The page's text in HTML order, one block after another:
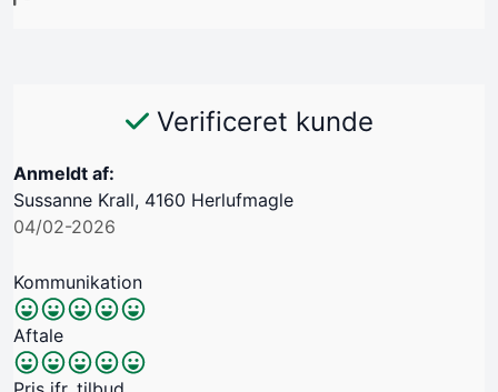
Verificeret kunde
Anmeldt af:
Sussanne Krall, 4160 Herlufmagle
04/02-2026
Kommunikation
Aftale